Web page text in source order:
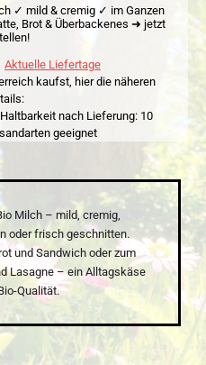
✓ mild & cremig ✓ im Ganzen
Brot & Überbackenes ➜ jetzt
Aktuelle Liefertage
kaufst, hier die näheren
Haltbarkeit nach Lieferung: 10
geeignet
Milch – mild, cremig,
oder frisch geschnitten.
und Sandwich oder zum
Lasagne – ein Alltagskäse
Qualität.